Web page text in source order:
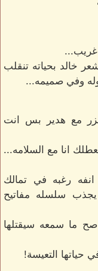
غريب...
خالد بحياته تنقلب
وفي صميمه...
مع هدير بس انت
انا مع السلامه...
رغبه في تمالك
سلسله مفاتيح
صح ما سمعه سيقتلها
التعيسة!